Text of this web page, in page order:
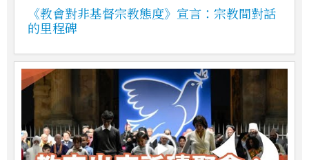
《教會對非基督宗教態度》宣言：宗教間對話
的里程碑